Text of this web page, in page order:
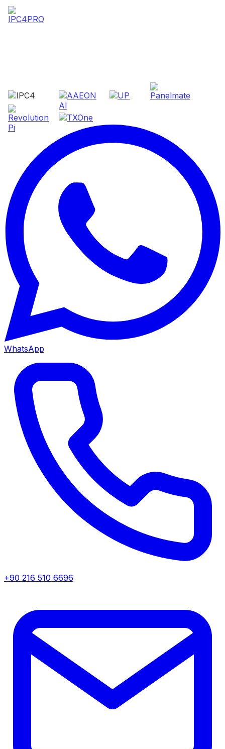
WhatsApp
+90 216 510 6696